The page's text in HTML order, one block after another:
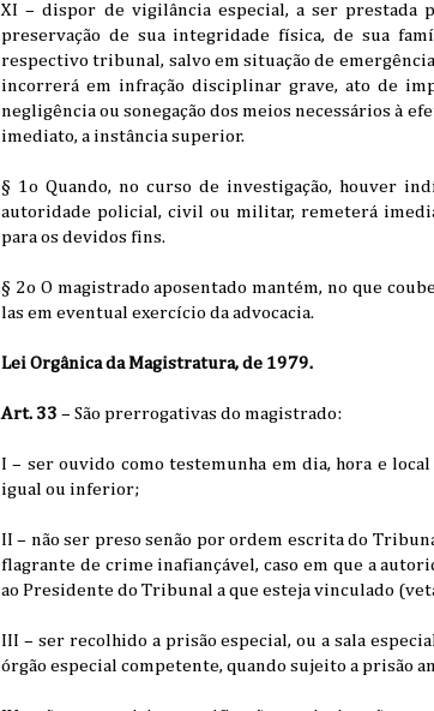
XI – dispor de vigilância especial, a ser prestada
preservação de sua integridade física, de sua
respectivo tribunal, salvo em situação de
incorrerá em infração disciplinar grave, ato de
negligência ou sonegação dos meios necessários à
imediato, a instância superior.
§ 1o Quando, no curso de investigação, houver
autoridade policial, civil ou militar, remeterá
para os devidos fins.
§ 2o O magistrado aposentado mantém, no que
las em eventual exercício da advocacia.
Lei Orgânica da Magistratura, de 1979.
Art. 33 – São prerrogativas do magistrado:
I – ser ouvido como testemunha em dia, hora e
igual ou inferior;
II – não ser preso senão por ordem escrita do
flagrante de crime inafiançável, caso em que a
ao Presidente do Tribunal a que esteja vinculado
III – ser recolhido a prisão especial, ou a sala
órgão especial competente, quando sujeito a prisão